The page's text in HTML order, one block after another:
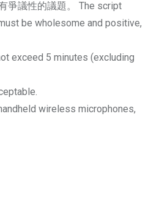
爭議性的議題。 The script
be wholesome and positive,
exceed 5 minutes (excluding
wireless microphones,